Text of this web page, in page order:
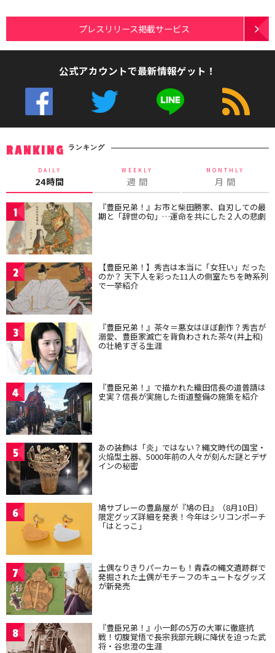
プレスリリース掲載サービス
公式アカウントで最新情報ゲット！
RANKING ランキング
DAILY
24時間
WEEKLY
週 間
MONTHLY
月 間
1 『豊臣兄弟！』お市と柴田勝家、自刃しての最
期と「辞世の句」…運命を共にした２人の悲劇
2 【豊臣兄弟！】秀吉は本当に「女狂い」だった
のか？ 天下人を彩った11人の側室たちを時系列
で一挙紹介
3 『豊臣兄弟！』茶々＝悪女はほぼ創作？秀吉が
溺愛、豊臣家滅亡を背負わされた茶々(井上和)
の壮絶すぎる生涯
4 『豊臣兄弟！』で描かれた織田信長の道普請は
史実？信長が実施した街道整備の施策を紹介
5 あの装飾は「炎」ではない？縄文時代の国宝・
火焔型土器、5000年前の人々が刻んだ謎とデザ
インの秘密
6 鳩サブレーの豊島屋が『鳩の日』（8月10日）
限定グッズ詳細を発表！今年はシリコンポーチ
「はとっこ」
7 土偶なりきりパーカーも！青森の縄文遺跡群で
発掘された土偶がモチーフのキュートなグッズ
が新発売
8 『豊臣兄弟！』小一郎の5万の大軍に徹底抗
戦！切腹覚悟で長宗我部元親に降伏を迫った武
将・谷忠澄の生涯